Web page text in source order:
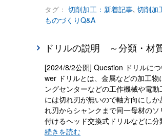
タグ： 切削加工：新着記事, 切削加
ものづくりQ&A
ドリルの説明 ～分類・材
[2024/8/2公開] Question ドリルに
wer ドリルとは、金属などの加工
ングセンターなどの工作機械や電
には切れ刃が無いので軸方向にし
れ刃からシャンクまで同一母材の
付けるヘッド交換式ドリルなどに分
続きを読む